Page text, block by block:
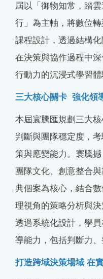
屆以「御物知常，踏
行」為主軸，將數位
課程設計，透過結構
在決策與協作過程中
行動力的沉浸式學習體
三大核心關卡 強化領
本屆寰騰匯規劃三大
判斷與團隊穩定度，
策與應變能力。寰騰
團隊文化、創意整合
典個案為核心，結合
理視角的策略分析與決
透過系統化設計，學
導能力，包括判斷力、
打造跨域決策場域 在